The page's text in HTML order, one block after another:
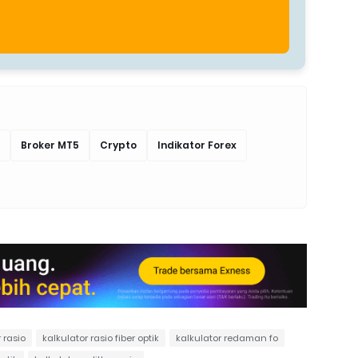
Broker MT5 Crypto Indikator Forex
rasio kalkulator rasio fiber optik
kalkulator redaman fo